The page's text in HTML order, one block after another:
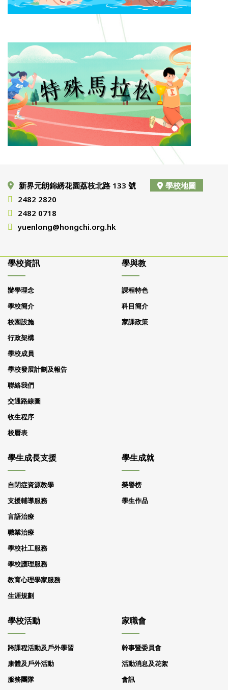
新界元朗錦綉花園荔枝北路 133 號
學校地圖
2482 2820
2482 0718
yuenlong@hongchi.org.hk
學校資訊
辦學理念
學校簡介
校園設施
行政架構
學校成員
學校發展計劃及報告
聯絡我們
交通路線圖
收生程序
校曆表
學與教
課程特色
科目簡介
家課政策
學生成長支援
自閉症資源教學
支援輔導服務
言語治療
職業治療
學校社工服務
學校護理服務
教育心理學家服務
生涯規劃
學生成就
榮譽榜
學生作品
學校活動
跨課程活動及戶外學習
康體及戶外活動
服務團隊
家職會
幹事暨委員會
活動消息及花絮
會訊